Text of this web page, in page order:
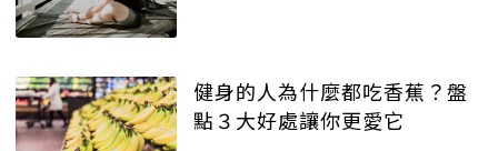
健身的人為什麼都吃香蕉？盤
點３大好處讓你更愛它